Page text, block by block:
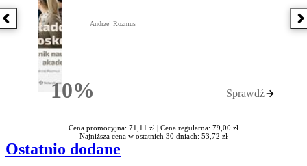
Poprzednia książka
10%Rabatu
Andrzej Rozmus
Sprawdź
Cena promocyjna: 71,11 zł | Cena regularna: 79,00 zł
Najniższa cena w ostatnich 30 dniach: 53,72 zł
Ostatnio dodane